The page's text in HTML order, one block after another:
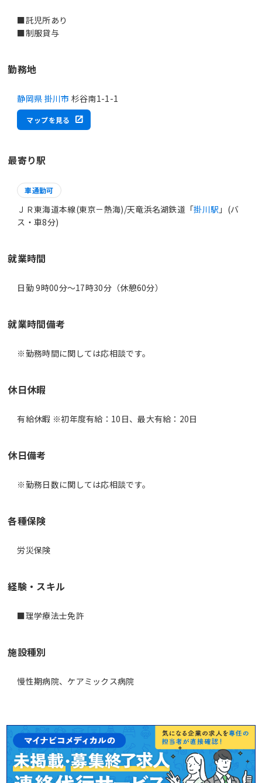
■託児所あり
■制服貸与
勤務地
静岡県 掛川市 杉谷南1-1-1
マップを見る
最寄り駅
車通勤可
ＪＲ東海道本線(東京－熱海)/天竜浜名湖鉄道「掛川駅 」(バ
ス・車8分)
就業時間
日勤 9時00分〜17時30分（休憩60分）
就業時間備考
休日休暇
有給休暇 ※初年度有給：10日、最大有給：20日
休日備考
※勤務日数に関しては応相談です。
各種保険
労災保険
経験・スキル
■理学療法士免許
施設種別
慢性期病院、ケアミックス病院